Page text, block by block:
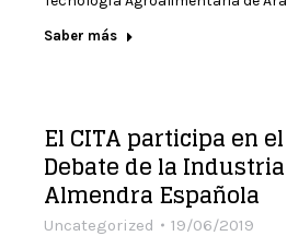
Saber más
El CITA participa en
Debate de la
Almendra Española
Uncategorized 19/06/2019